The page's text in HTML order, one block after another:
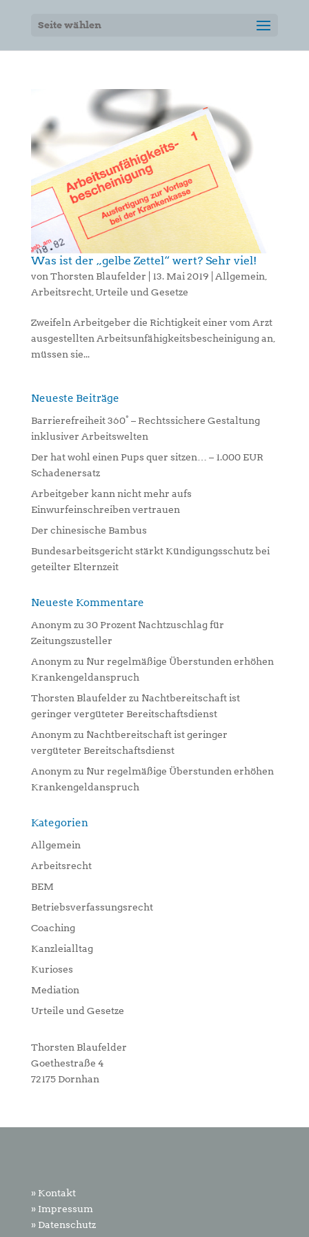
Seite wählen
Was ist der „gelbe Zettel“ wert? Sehr viel!
von Thorsten Blaufelder 13. Mai 2019 Allgemein
Arbeitsrecht, Urteile und Gesetze
Zweifeln Arbeitgeber die Richtigkeit einer vom Arzt
ausgestellten Arbeitsunfähigkeitsbescheinigung an,
müssen sie...
Neueste Beiträge
Barrierefreiheit 360° – Rechtssichere Gestaltung
inklusiver Arbeitswelten
Der hat wohl einen Pups quer sitzen… – 1.000 EUR
Schadenersatz
Arbeitgeber kann nicht mehr aufs
Einwurfeinschreiben vertrauen
Der chinesische Bambus
Bundesarbeitsgericht stärkt Kündigungsschutz bei
geteilter Elternzeit
Neueste Kommentare
Anonym zu 30 Prozent Nachtzuschlag für
Zeitungszusteller
Anonym zu Nur regelmäßige Überstunden erhöhen
Krankengeldanspruch
Thorsten Blaufelder zu Nachtbereitschaft ist
geringer vergüteter Bereitschaftsdienst
Anonym zu Nachtbereitschaft ist geringer
vergüteter Bereitschaftsdienst
Anonym zu Nur regelmäßige Überstunden erhöhen
Krankengeldanspruch
Kategorien
Allgemein
Arbeitsrecht
BEM
Betriebsverfassungsrecht
Coaching
Kanzleialltag
Kurioses
Mediation
Urteile und Gesetze
Thorsten Blaufelder
Goethestraße 4
72175 Dornhan
» Kontakt
» Impressum
» Datenschutz